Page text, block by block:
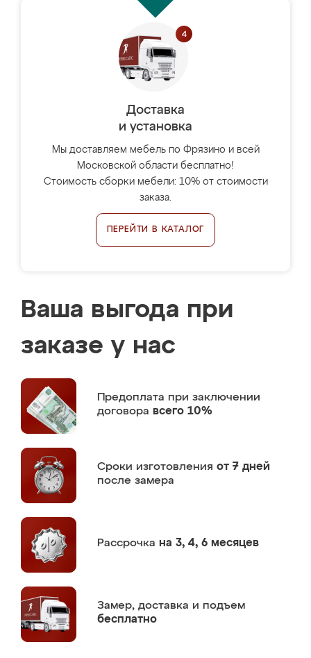
Доставка
и установка
Мы доставляем мебель по Фрязино и всей
Московской области бесплатно!
Стоимость сборки мебели: 10% от стоимости
заказа.
ПЕРЕЙТИ В КАТАЛОГ
Ваша выгода при
заказе у нас
Предоплата при заключении
договора всего 10%
Сроки изготовления от 7 дней
после замера
Рассрочка на 3, 4, 6 месяцев
Замер, доставка и подъем
бесплатно